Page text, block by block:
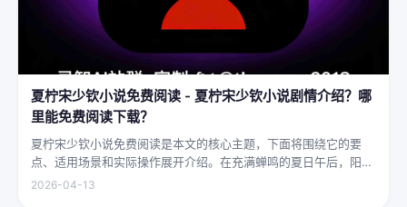
夏柠宋少钦小说免费阅读 - 夏柠宋少钦小说剧情介绍？哪
里能免费阅读下载？
夏柠宋少钦小说免费阅读是本文的核心主题，下面将围绕它的要
点、适用场景和实际操作展开介绍。在充满蝉鸣的夏日午后，阳光
透过梧桐树叶的缝隙，洒在少女夏柠的肩头。她坐在旧书摊旁，手
2026-04-13